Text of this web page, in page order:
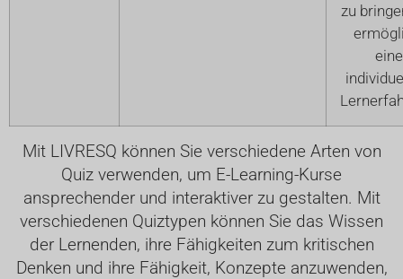
zu
eine
Mit LIVRESQ können Sie verschiedene Arten von
Quiz verwenden, um E-Learning-Kurse
ansprechender und interaktiver zu gestalten. Mit
verschiedenen Quiztypen können Sie das Wissen
der Lernenden, ihre Fähigkeiten zum kritischen
Denken und ihre Fähigkeit, Konzepte anzuwenden,